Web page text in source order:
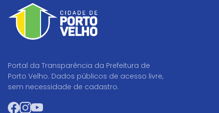
Portal da Transparência da Prefeitura de
Porto Velho. Dados públicos de acesso livre,
sem necessidade de cadastro.
Facebook
Instagram
YouTube